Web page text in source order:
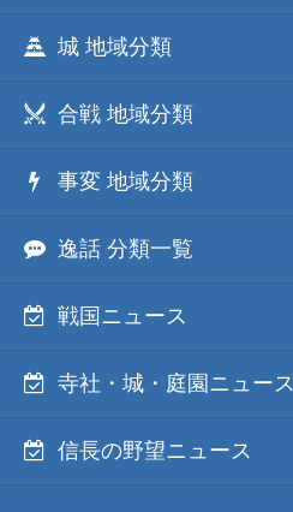
城 地域分類
合戦 地域分類
事変 地域分類
逸話 分類一覧
戦国ニュース
寺社・城・庭園ニュース
信長の野望ニュース